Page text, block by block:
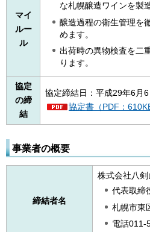
マイ
ルー
ル
な札幌醸造ワインを製
醸造過程の衛生管理を
めます。
出荷時の異物検査を二
ります。
協定
の締
結
協定締結日：平成29年6月
協定書（PDF：
事業者の概要
締結者名
株式会社八
代表取
札幌市東
電話011-